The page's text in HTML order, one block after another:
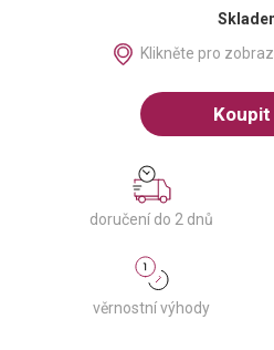
Klikněte pro
Koupit
doručení do 2 dnů
věrnostní výhody